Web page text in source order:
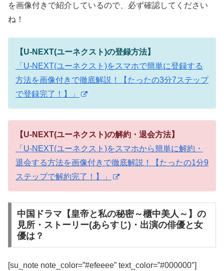
を画像付きで紹介しているので、必ず確認してください
ね！
【U-NEXT(ユーネクスト)の登録方法】
「U-NEXT(ユーネクスト)をスマホで簡単に登録する
方法を画像付きで徹底解説！【たったの3分7ステップ
で登録完了！】」
【U-NEXT(ユーネクスト)の解約・退会方法】
「U-NEXT(ユーネクスト)をスマホから簡単に解約・
退会する方法を画像付きで徹底解説！【たったの1分9
ステップで解約完了！】」
中国ドラマ【皇帝と私の秘密～櫃中美人～】の
見所・ストーリー(あらすじ)・出演の俳優と女
優は？
[su_note note_color=”#efeeee” text_color=”#000000″]